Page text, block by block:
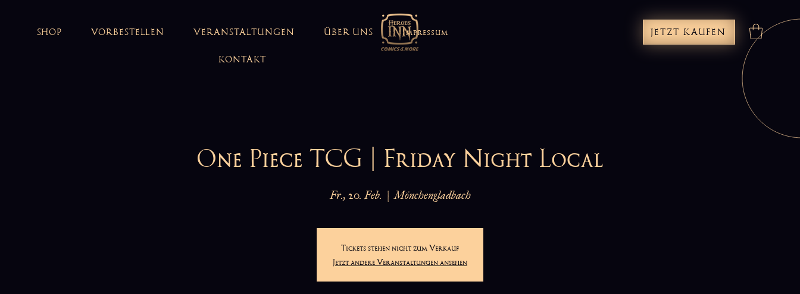
SHOP VORBESTELLEN VERANSTALTUNGEN ÜBER UNS Impressum
KONTAKT
JETZT KAUFEN
One Piece TCG | Friday Night Local
Fr., 20. Feb.
  |
Mönchengladbach
Tickets stehen nicht zum Verkauf
Jetzt andere Veranstaltungen ansehen